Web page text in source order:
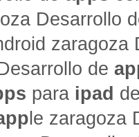
Desarrollo
de
s para ipad
le zaragoza